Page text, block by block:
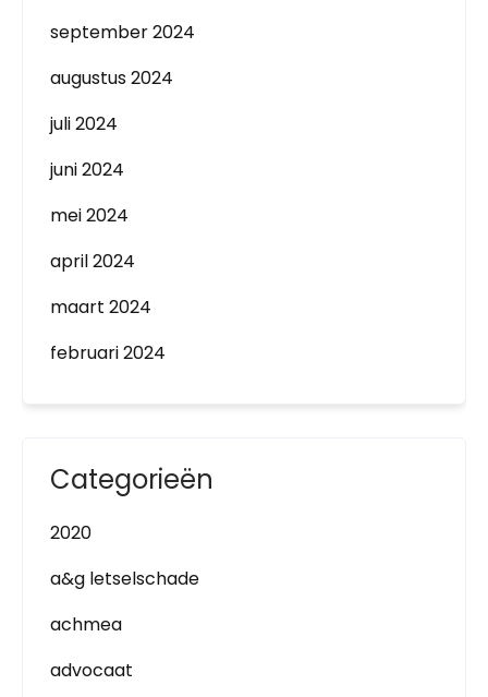
september 2024
augustus 2024
juli 2024
juni 2024
mei 2024
april 2024
maart 2024
februari 2024
Categorieën
2020
a&g letselschade
achmea
advocaat